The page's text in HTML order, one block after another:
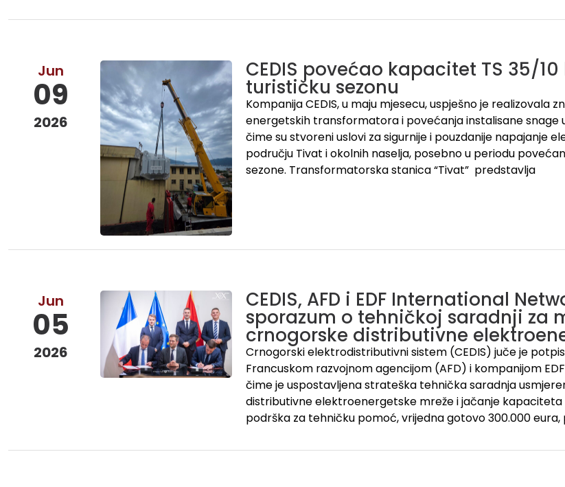
Jun
09
2026
CEDIS povećao kapacitet TS 35/
turističku sezonu
Kompanija CEDIS, u maju mjesecu, uspješno je realizovala
energetskih transformatora i povećanja instalisane snage
čime su stvoreni uslovi za sigurnije i pouzdanije napajanje
području Tivat i okolnih naselja, posebno u periodu
sezone. Transformatorska stanica “Tivat” predstavlja
Jun
05
2026
CEDIS, AFD i EDF International
sporazum o tehničkoj saradnji za
crnogorske distributivne
Crnogorski elektrodistributivni sistem (CEDIS) juče je
Francuskom razvojnom agencijom (AFD) i kompanijom
čime je uspostavljena strateška tehnička saradnja
distributivne elektroenergetske mreže i jačanje
podrška za tehničku pomoć, vrijedna gotovo 300.000